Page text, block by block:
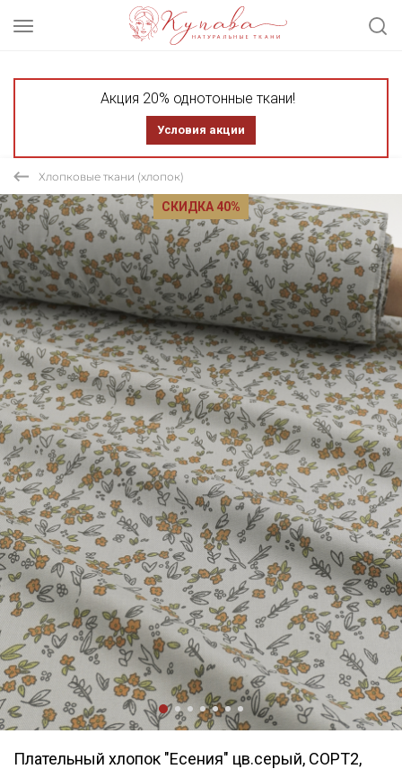
Акция 20% однотонные ткани!
Условия акции
Хлопковые ткани (хлопок)
СКИДКА 40%
Плательный хлопок "Есения" цв.серый, СОРТ2,